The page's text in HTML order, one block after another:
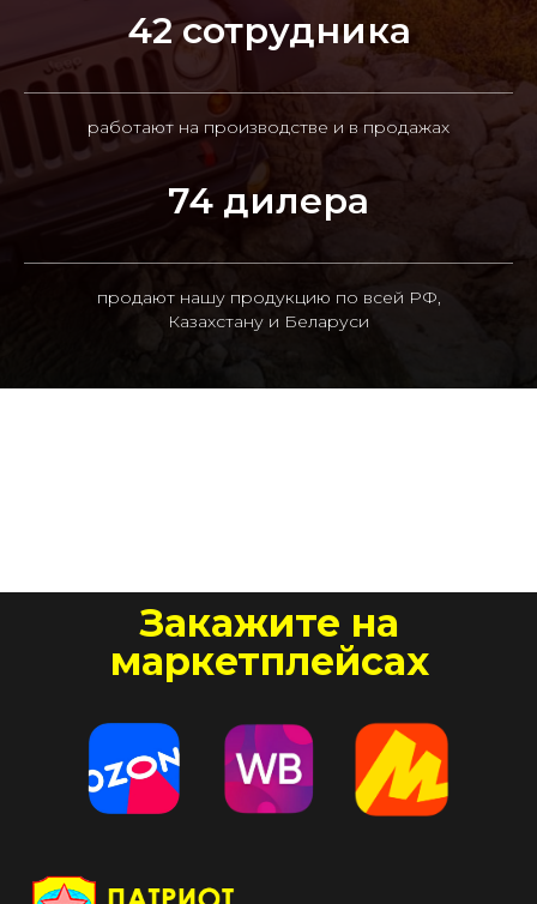
42 сотрудника
работают на производстве и в продажах
74 дилера
продают нашу продукцию по всей РФ,
Казахстану и Беларуси
Закажите на
маркетплейсах